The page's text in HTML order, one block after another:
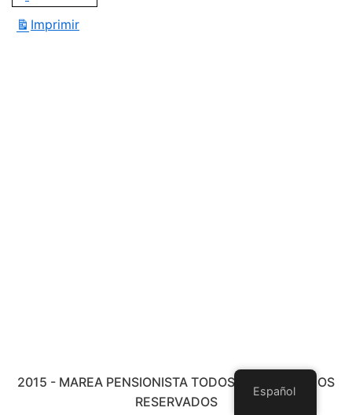
Imprimir
2015 - MAREA PENSIONISTA TODOS LOS DERECHOS
RESERVADOS
Español